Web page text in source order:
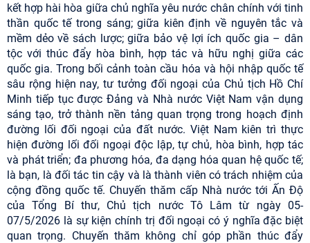
kết hợp hài hòa giữa chủ nghĩa yêu nước chân chính với tinh
thần quốc tế trong sáng; giữa kiên định về nguyên tắc và
mềm dẻo về sách lược; giữa bảo vệ lợi ích quốc gia – dân
tộc với thúc đẩy hòa bình, hợp tác và hữu nghị giữa các
quốc gia. Trong bối cảnh toàn cầu hóa và hội nhập quốc tế
sâu rộng hiện nay, tư tưởng đối ngoại của Chủ tịch Hồ Chí
Minh tiếp tục được Đảng và Nhà nước Việt Nam vận dụng
sáng tạo, trở thành nền tảng quan trọng trong hoạch định
đường lối đối ngoại của đất nước. Việt Nam kiên trì thực
hiện đường lối đối ngoại độc lập, tự chủ, hòa bình, hợp tác
và phát triển; đa phương hóa, đa dạng hóa quan hệ quốc tế;
là bạn, là đối tác tin cậy và là thành viên có trách nhiệm của
cộng đồng quốc tế. Chuyến thăm cấp Nhà nước tới Ấn Độ
của Tổng Bí thư, Chủ tịch nước Tô Lâm từ ngày 05-
07/5/2026 là sự kiện chính trị đối ngoại có ý nghĩa đặc biệt
quan trọng. Chuyến thăm không chỉ góp phần thúc đẩy